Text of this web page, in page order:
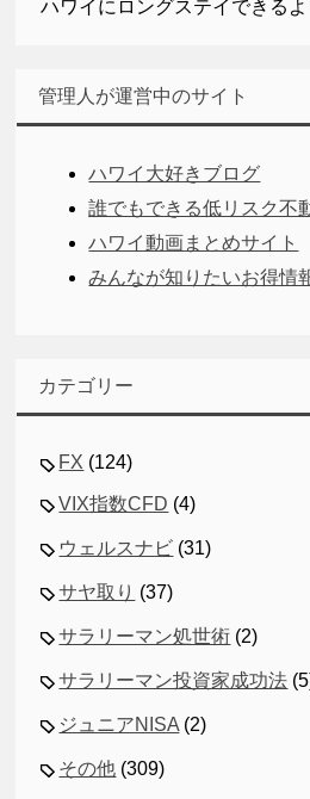
ハワイにロングステイできるよ
管理人が運営中のサイト
ハワイ大好きブログ
誰でもできる低リスク不
ハワイ動画まとめサイト
みんなが知りたいお得情
カテゴリー
FX (124)
VIX指数CFD (4)
ウェルスナビ (31)
サヤ取り (37)
サラリーマン処世術 (2)
サラリーマン投資家成功法
ジュニアNISA (2)
その他 (309)